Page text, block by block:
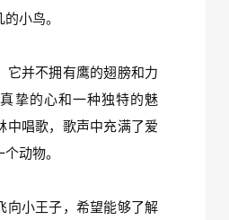
小鸟。
它并不拥有鹰的翅膀和力
挚的心和一种独特的魅
中唱歌，歌声中充满了爱
动物。
向小王子，希望能够了解